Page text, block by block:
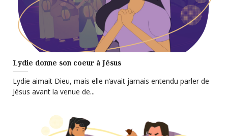
Lydie donne son coeur à Jésus
Lydie aimait Dieu, mais elle n’avait jamais entendu parler de
Jésus avant la venue de...